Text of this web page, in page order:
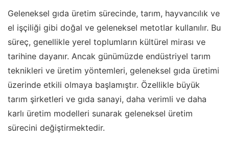
Geleneksel gıda üretim sürecinde, tarım, hayvancılık ve
el işçiliği gibi doğal ve geleneksel metotlar kullanılır. Bu
süreç, genellikle yerel toplumların kültürel mirası ve
tarihine dayanır. Ancak günümüzde endüstriyel tarım
teknikleri ve üretim yöntemleri, geleneksel gıda üretimi
üzerinde etkili olmaya başlamıştır. Özellikle büyük
tarım şirketleri ve gıda sanayi, daha verimli ve daha
karlı üretim modelleri sunarak geleneksel üretim
sürecini değiştirmektedir.